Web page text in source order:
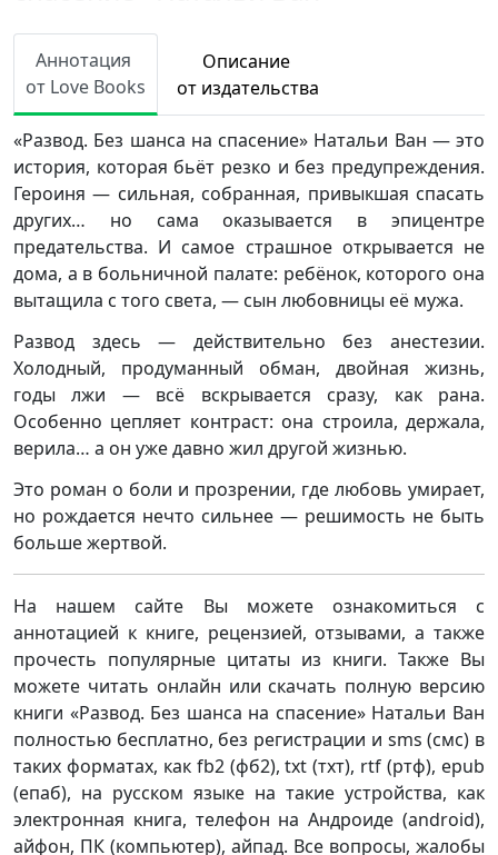
Аннотация
от Love Books
Описание
от издательства
«Развод. Без шанса на спасение» Натальи Ван — это
история, которая бьёт резко и без предупреждения.
Героиня — сильная, собранная, привыкшая спасать
других… но сама оказывается в эпицентре
предательства. И самое страшное открывается не
дома, а в больничной палате: ребёнок, которого она
вытащила с того света, — сын любовницы её мужа.
Развод здесь — действительно без анестезии.
Холодный, продуманный обман, двойная жизнь,
годы лжи — всё вскрывается сразу, как рана.
Особенно цепляет контраст: она строила, держала,
верила… а он уже давно жил другой жизнью.
Это роман о боли и прозрении, где любовь умирает,
но рождается нечто сильнее — решимость не быть
больше жертвой.
На нашем сайте Вы можете ознакомиться с
аннотацией к книге, рецензией, отзывами, а также
прочесть популярные цитаты из книги. Также Вы
можете читать онлайн или скачать полную версию
книги «Развод. Без шанса на спасение» Натальи Ван
полностью бесплатно, без регистрации и sms (смс) в
таких форматах, как fb2 (фб2), txt (тхт), rtf (ртф), epub
(епаб), на русском языке на такие устройства, как
электронная книга, телефон на Андроиде (android),
айфон, ПК (компьютер), айпад. Все вопросы, жалобы